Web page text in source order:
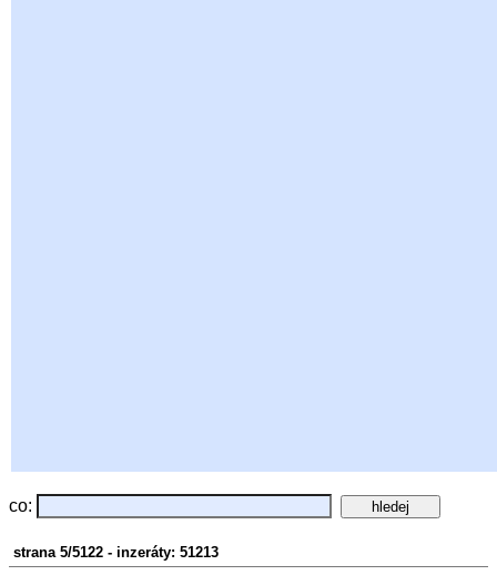
co:
strana 5/5122 - inzeráty: 51213